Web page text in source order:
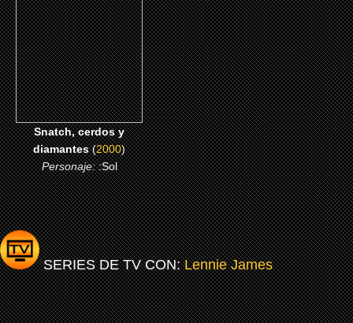
CLICK ME
Snatch, cerdos y
diamantes(2000)
Personaje::Sol
SERIES DE TV CON:Lennie James